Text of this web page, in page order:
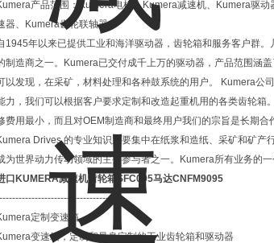
产品范围：Kumera电机、Kumera减速机、Kumera驱
器、Kumera齿轮联轴器
1945年以来已提供工业和海洋驱动器，齿轮箱和服务客户群
制造商之一。Kumera已交付成千上万的驱动器，产品范围涵
以发现，在采矿，材料处理和各种鼓系统的用户。 Kumera公
力，我们可以根据客户要求定制和改造起重机用的各类齿轮
费用最小，而且对OEM制造商和最终用户我们的宗旨是长期合
Drives 的专业知识主要集中在纸浆和造纸、采矿和矿
为世界动力传动领域的主要参与者之一。Kumera所有业务的
口KUMERA减速机齿轮箱SFC095马达CNFM9095
定制变速箱
变速箱，定制和量身定制的工业齿轮箱和驱动器